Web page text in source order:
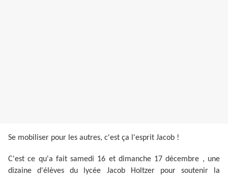
Se mobiliser pour les autres, c'est ça l'esprit Jacob !
C'est ce qu'a fait samedi 16 et dimanche 17 décembre , une
dizaine d'élèves du lycée Jacob Holtzer pour soutenir la